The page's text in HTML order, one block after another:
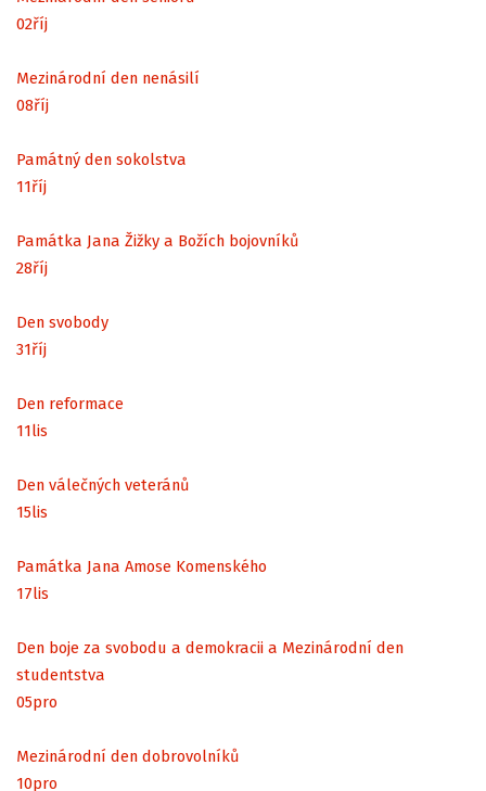
02říj
Mezinárodní den nenásilí
08říj
Památný den sokolstva
11říj
Památka Jana Žižky a Božích bojovníků
28říj
Den svobody
31říj
Den reformace
11lis
Den válečných veteránů
15lis
Památka Jana Amose Komenského
17lis
Den boje za svobodu a demokracii a Mezinárodní den
studentstva
05pro
Mezinárodní den dobrovolníků
10pro